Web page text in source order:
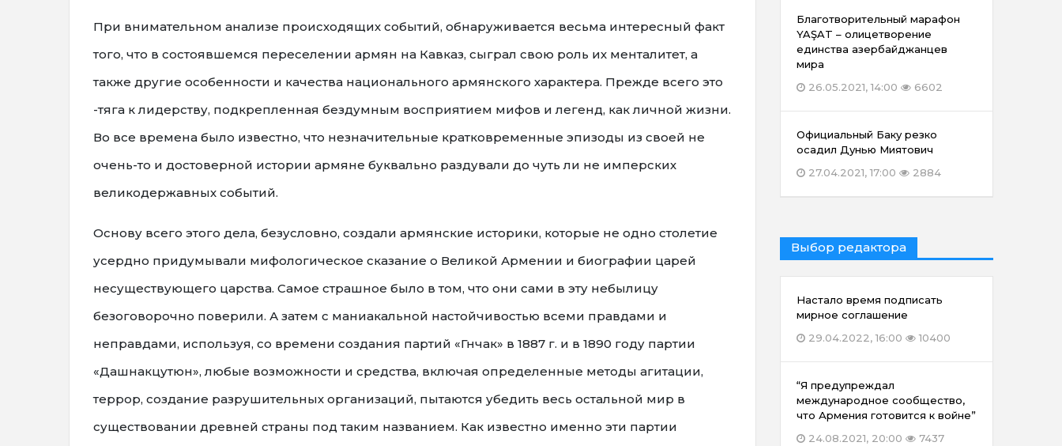
При внимательном анализе происходящих событий, обнаруживается весьма интересный факт
того, что в состоявшемся переселении армян на Кавказ, сыграл свою роль их менталитет, а
также другие особенности и качества национального армянского характера. Прежде всего это
-тяга к лидерству, подкрепленная бездумным восприятием мифов и легенд, как личной жизни.
Во все времена было известно, что незначительные кратковременные эпизоды из своей не
очень-то и достоверной истории армяне буквально раздували до чуть ли не имперских
великодержавных событий.
Основу всего этого дела, безусловно, создали армянские историки, которые не одно столетие
усердно придумывали мифологическое сказание о Великой Армении и биографии царей
несуществующего царства. Самое страшное было в том, что они сами в эту небылицу
безоговорочно поверили. А затем с маниакальной настойчивостью всеми правдами и
неправдами, используя, со времени создания партий «Гнчак» в 1887 г. и в 1890 году партии
«Дашнакцутюн», любые возможности и средства, включая определенные методы агитации,
террор, создание разрушительных организаций, пытаются убедить весь остальной мир в
существовании древней страны под таким названием. Как известно именно эти партии
Благотворительный марафон
YAŞAT – олицетворение
единства азербайджанцев
мира
26.05.2021, 14:00
6602
Официальный Баку резко
осадил Дунью Миятович
27.04.2021, 17:00
2884
Выбор редактора
Настало время подписать
мирное соглашение
29.04.2022, 16:00
10400
“Я предупреждал
международное сообщество,
что Армения готовится к войне”
24.08.2021, 20:00
7437